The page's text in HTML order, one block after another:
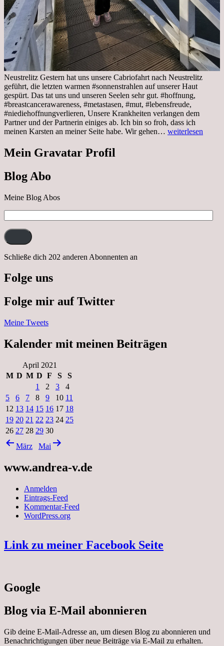
Neustrelitz Gestern hat uns unsere Cabriofahrt nach Neustrelitz
geführt, die letzten warmen #sonnenstrahlen auf unserer Haut
gespürt. Das tat uns und unseren Seelen sehr gut. #hoffnung,
#breastcancerawareness, #metastasen, #mut, #lebensfreude,
#niediehoffnungverlieren, Unsere Krankheiten verlangen dem
Partner und der Partnerin einiges ab. Ich bin so froh, dass ich
meinen Karsten an meiner Seite habe. Wir gehen… Sonnabend,
weiterlesen
Mein Gravatar Profil
Blog Abo
Meine Blog Abos
Mail-
Adresse:
Schließe dich 202 anderen Abonnenten an
Folge uns
Folge mir auf Twitter
Meine Tweets
Kalender mit meinen Beiträgen
April 2021
M D M D F S
S
1
2 3
4
5
6 7 8 9 10 11
12 13 14 15 16 17 18
19 20 21 22 23 24 25
26 27 28 29 30
März
Mai
www.andrea-v.de
Anmelden
Eintrags-Feed
Kommentar-Feed
WordPress.org
Link zu meiner Facebook Seite
Google
Blog via E-Mail abonnieren
Gib deine E-Mail-Adresse an, um diesen Blog zu abonnieren und
Benachrichtigungen über neue Beiträge via E-Mail zu erhalten.